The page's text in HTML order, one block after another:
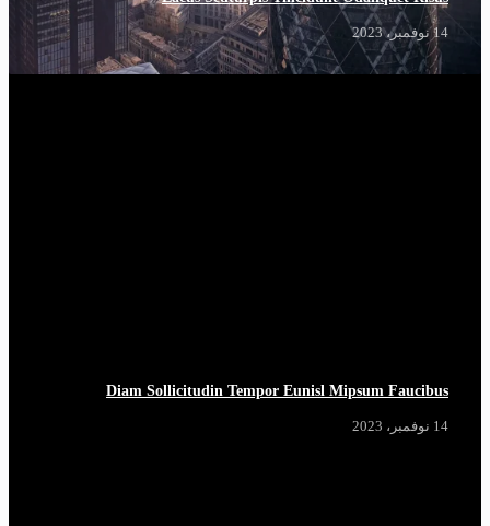
14 نوفمبر، 2023
Diam Sollicitudin Tempor Eunisl Mipsum Faucibus
14 نوفمبر، 2023